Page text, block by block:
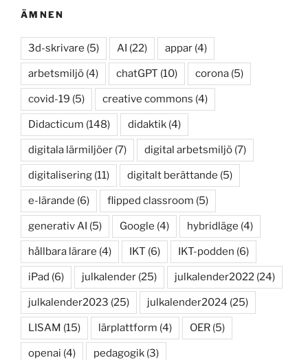
ÄMNEN
3d-skrivare (5) AI (22) appar (4)
arbetsmiljö (4) chatGPT (10) corona (5)
covid-19 (5) creative commons (4)
Didacticum (148) didaktik (4)
digitala lärmiljöer (7) digital arbetsmiljö (7)
digitalisering (11) digitalt berättande (5)
e-lärande (6) flipped classroom (5)
generativ AI (5) Google (4) hybridläge (4)
hållbara lärare (4) IKT (6) IKT-podden (6)
iPad (6) julkalender (25) julkalender2022 (24)
julkalender2023 (25) julkalender2024 (25)
LISAM (15) lärplattform (4) OER (5)
openai (4) pedagogik (3)